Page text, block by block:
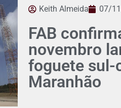
Keith Almeida 07/
FAB
novembro
foguete sul-
Maranhão